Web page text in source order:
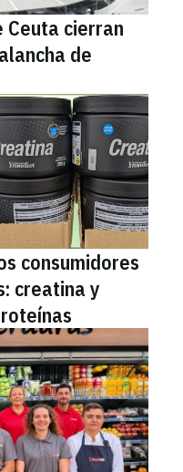
Ceuta cierran
de
consumidores
creatina y